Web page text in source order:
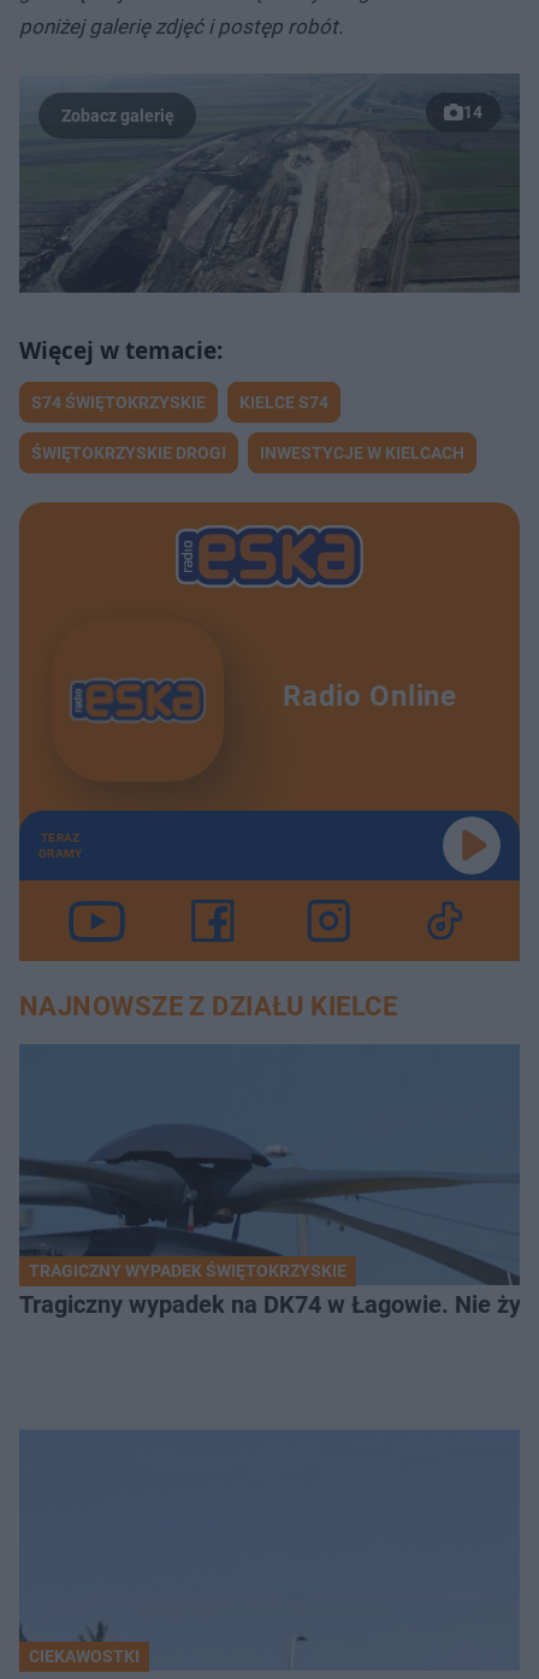
poniżej galerię zdjęć i postęp robót.
14
S74 ŚWIĘTOKRZYSKIE KIELCE S74
ŚWIĘTOKRZYSKIE DROGI INWESTYCJE W KIELCACH
Radio Online
TERAZ
GRAMY
NAJNOWSZE Z DZIAŁU KIELCE
TRAGICZNY WYPADEK ŚWIĘTOKRZYSKIE
Tragiczny wypadek na DK74 w Łagowie. Nie
CIEKAWOSTKI